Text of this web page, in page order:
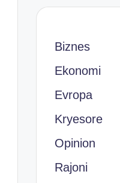
Biznes
Ekonomi
Evropa
Kryesore
Opinion
Rajoni